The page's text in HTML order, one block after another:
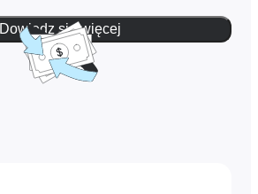
Dowiedz się więcej